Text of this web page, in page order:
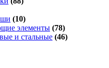
(10)
элементы (78)
и стальные (46)